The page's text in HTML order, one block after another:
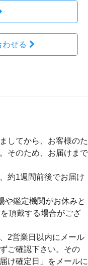
わせる
してから、お客様のた
そのため、 お届けまで
約1週間前後でお届け
や鑑定機関がお休みと
頂戴する場合がござ
2営業日以内にメール
ご確認下さい。その
け確定日」をメールに